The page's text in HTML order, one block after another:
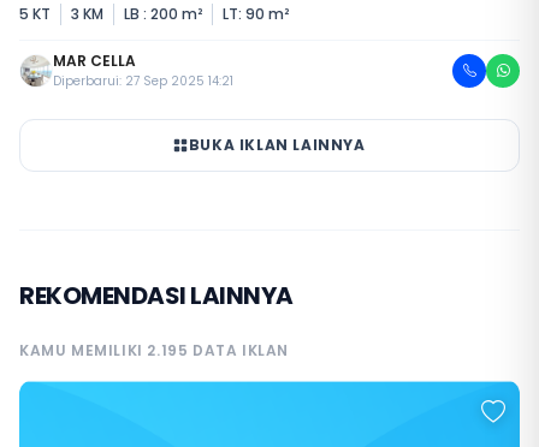
5 KT
3 KM LB : 200 m² LT: 90 m²
MAR CELLA
Diperbarui: 27 Sep 2025 14:21
BUKA IKLAN LAINNYA
REKOMENDASI LAINNYA
KAMU MEMILIKI 2.195 DATA IKLAN